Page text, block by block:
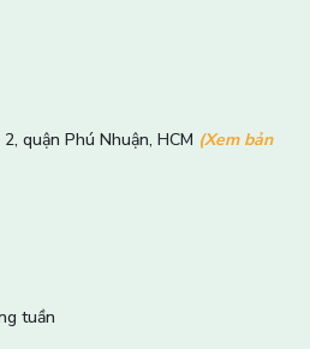
quận Phú Nhuận, HCM (Xem bản
tuần